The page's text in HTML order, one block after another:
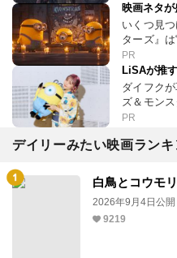
映画ネタが
いくつ見
ターズ』は
PR
LiSAが推
ダイフク
ズ＆モン
PR
デイリーみたい映画ラン
白鳥とコウモリ
2026年9月4日公開
9219